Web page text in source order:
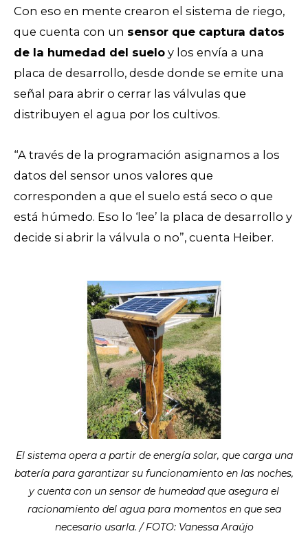
Con eso en mente crearon el sistema de riego,
que cuenta con un sensor que captura datos
de la humedad del suelo y los envía a una
placa de desarrollo, desde donde se emite una
señal para abrir o cerrar las válvulas que
distribuyen el agua por los cultivos.
“A través de la programación asignamos a los
datos del sensor unos valores que
corresponden a que el suelo está seco o que
está húmedo. Eso lo ‘lee’ la placa de desarrollo y
decide si abrir la válvula o no”, cuenta Heiber.
El sistema opera a partir de energía solar, que carga una
batería para garantizar su funcionamiento en las noches,
y cuenta con un sensor de humedad que asegura el
racionamiento del agua para momentos en que sea
necesario usarla. / FOTO: Vanessa Araújo